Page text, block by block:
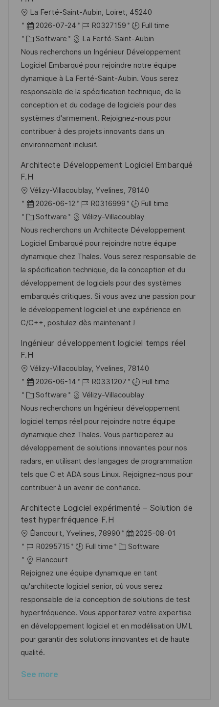
L
o
c
a
t
i
o
n
La Ferté-Saint-Aubin, Loiret, 45240
P
o
s
t
e
d
D
a
t
e
2026-07-24
J
o
b
I
d
R0327159
Full time
C
a
t
e
g
o
r
y
Software
La Ferté-Saint-Aubin
Nous recherchons un Ingénieur Développement
Logiciel Embarqué pour rejoindre notre équipe
dynamique à La Ferté-Saint-Aubin. Vous serez
responsable de la spécification technique, de la
conception et du codage de logiciels pour des
systèmes d'armement. Rejoignez-nous pour
contribuer à des projets innovants dans un
environnement inclusif.
Architecte Développement Logiciel Embarqué
F.H
L
o
c
a
t
i
o
n
Vélizy-Villacoublay, Yvelines, 78140
P
o
s
t
e
d
D
a
t
e
2026-06-12
J
o
b
I
d
R0316999
Full time
C
a
t
e
g
o
r
y
Software
Vélizy-Villacoublay
Nous recherchons un Architecte Développement
Logiciel Embarqué pour rejoindre notre équipe
dynamique chez Thales. Vous serez responsable de
la spécification technique, de la conception et du
développement de logiciels pour des systèmes
embarqués critiques. Si vous avez une passion pour
le développement logiciel et une expérience en
C/C++, postulez dès maintenant !
Ingénieur développement logiciel temps réel
F.H
L
o
c
a
t
i
o
n
Vélizy-Villacoublay, Yvelines, 78140
P
o
s
t
e
d
D
a
t
2026-06-14
J
o
b
I
d
R0331207
Full time
C
a
t
e
g
o
r
y
Software
Vélizy-Villacoublay
Nous recherchons un Ingénieur développement
logiciel temps réel pour rejoindre notre équipe
dynamique chez Thales. Vous participerez au
développement de solutions innovantes pour nos
radars, en utilisant des langages de programmation
tels que C et ADA sous Linux. Rejoignez-nous pour
contribuer à un avenir de confiance.
Architecte Logiciel expérimenté – Solution de
test hyperfréquence F.H
L
o
c
a
t
i
o
n
Élancourt, Yvelines, 78990
P
o
t
e
d
D
a
t
2025-08-01
J
o
b
I
d
R0295715 Full time
C
t
e
g
o
r
y
Software
Elancourt
Rejoignez une équipe dynamique en tant
qu'architecte logiciel senior, où vous serez
responsable de la conception de solutions de test
hyperfréquence. Vous apporterez votre expertise
en développement logiciel et en modélisation UML
pour garantir des solutions innovantes et de haute
qualité.
See more